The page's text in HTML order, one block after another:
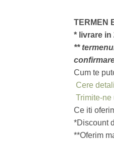
TERMEN
* livrare in
**
Cum te
Cere
Trimite-ne
Ce iti
*Discount
**Oferim